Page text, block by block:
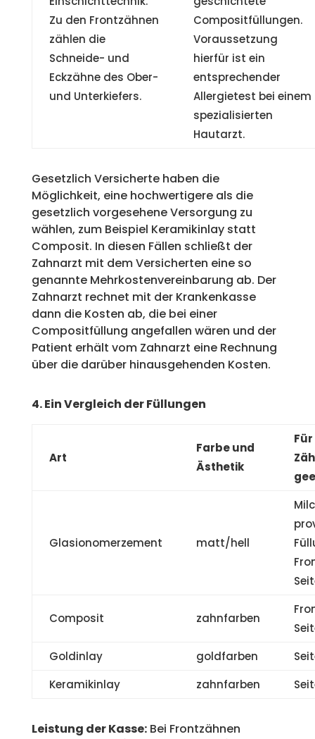
Zu den Frontzähnen
zählen die
Schneide- und
Eckzähne des Ober-
und Unterkiefers.
Compositfüllungen.
Voraussetzung
hierfür ist ein
entsprechender
Allergietest bei einem
spezialisierten
Hautarzt.
Gesetzlich Versicherte haben die
Möglichkeit, eine hochwertigere als die
gesetzlich vorgesehene Versorgung zu
wählen, zum Beispiel Keramikinlay statt
Composit. In diesen Fällen schließt der
Zahnarzt mit dem Versicherten eine so
genannte Mehrkostenvereinbarung ab. Der
Zahnarzt rechnet mit der Krankenkasse
dann die Kosten ab, die bei einer
Compositfüllung angefallen wären und der
Patient erhält vom Zahnarzt eine Rechnung
über die darüber hinausgehenden Kosten.
4. Ein Vergleich der Füllungen
Art
Farbe und
Ästhetik
Glasionomerzement matt/hell
Composit zahnfarben
Goldinlay
goldfarben
Keramikinlay
zahnfarben
Leistung der Kasse:Bei Frontzähnen